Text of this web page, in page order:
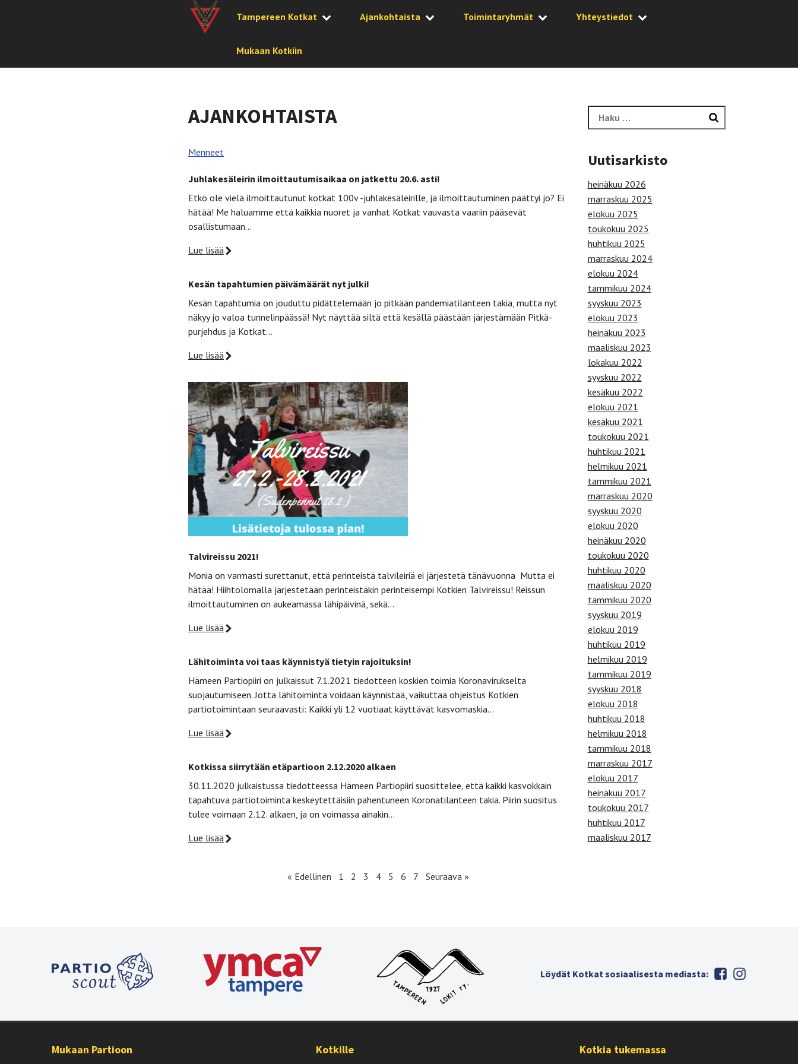
Tampereen Kotkat Ajankohtaista Toimintaryhmät Yhteystiedot
Mukaan Kotkiin
AJANKOHTAISTA
Menneet
Juhlakesäleirin ilmoittautumisaikaa on jatkettu 20.6. asti!
Etkö ole vielä ilmoittautunut kotkat 100v -juhlakesäleirille, ja ilmoittautuminen päättyi jo? Ei
hätää! Me haluamme että kaikkia nuoret ja vanhat Kotkat vauvasta vaariin pääsevät
osallistumaan…
Lue lisää
Kesän tapahtumien päivämäärät nyt julki!
Kesän tapahtumia on jouduttu pidättelemään jo pitkään pandemiatilanteen takia, mutta nyt
näkyy jo valoa tunnelinpäässä! Nyt näyttää siltä että kesällä päästään järjestämään Pitkä-
purjehdus ja Kotkat…
Lue lisää
Talvireissu 2021!
Monia on varmasti surettanut, että perinteistä talvileiriä ei järjestetä tänävuonna Mutta ei
hätää! Hiihtolomalla järjestetään perinteistäkin perinteisempi Kotkien Talvireissu! Reissun
ilmoittautuminen on aukeamassa lähipäivinä, sekä…
Lue lisää
Lähitoiminta voi taas käynnistyä tietyin rajoituksin!
Hämeen Partiopiiri on julkaissut 7.1.2021 tiedotteen koskien toimia Koronavirukselta
suojautumiseen. Jotta lähitoiminta voidaan käynnistää, vaikuttaa ohjeistus Kotkien
partiotoimintaan seuraavasti: Kaikki yli 12 vuotiaat käyttävät kasvomaskia…
Lue lisää
Kotkissa siirrytään etäpartioon 2.12.2020 alkaen
30.11.2020 julkaistussa tiedotteessa Hämeen Partiopiiri suosittelee, että kaikki kasvokkain
tapahtuva partiotoiminta keskeytettäisiin pahentuneen Koronatilanteen takia. Piirin suositus
tulee voimaan 2.12. alkaen, ja on voimassa ainakin…
Lue lisää
« Edellinen 1 2 3 4 5 6 7 Seuraava »
Haku:
Uutisarkisto
heinäkuu 2026
marraskuu 2025
elokuu 2025
toukokuu 2025
huhtikuu 2025
marraskuu 2024
elokuu 2024
tammikuu 2024
syyskuu 2023
elokuu 2023
heinäkuu 2023
maaliskuu 2023
lokakuu 2022
syyskuu 2022
kesäkuu 2022
elokuu 2021
kesäkuu 2021
toukokuu 2021
huhtikuu 2021
helmikuu 2021
tammikuu 2021
marraskuu 2020
syyskuu 2020
elokuu 2020
heinäkuu 2020
toukokuu 2020
huhtikuu 2020
maaliskuu 2020
tammikuu 2020
syyskuu 2019
elokuu 2019
huhtikuu 2019
helmikuu 2019
tammikuu 2019
syyskuu 2018
elokuu 2018
huhtikuu 2018
helmikuu 2018
tammikuu 2018
marraskuu 2017
elokuu 2017
heinäkuu 2017
toukokuu 2017
huhtikuu 2017
maaliskuu 2017
Löydät Kotkat sosiaalisesta mediasta:
Mukaan Partioon Kotkille Kotkia tukemassa